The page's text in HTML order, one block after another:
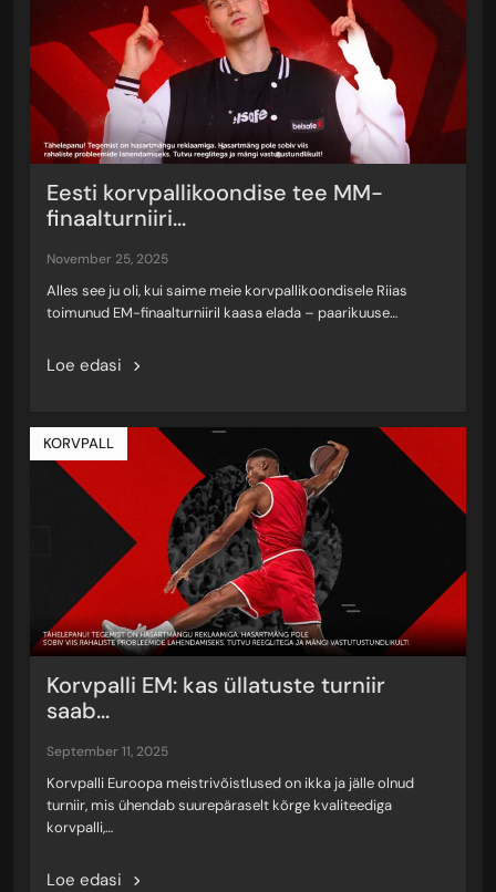
Eesti korvpallikoondise tee MM-
finaalturniiri...
november 25, 2025
Alles see ju oli, kui saime meie korvpallikoondisele Riias
toimunud EM-finaalturniiril kaasa elada – paarikuuse…
Loe edasi
KORVPALL
Korvpalli EM: kas üllatuste turniir
saab...
september 11, 2025
Korvpalli Euroopa meistrivõistlused on ikka ja jälle olnud
turniir, mis ühendab suurepäraselt kõrge kvaliteediga
korvpalli,…
Loe edasi